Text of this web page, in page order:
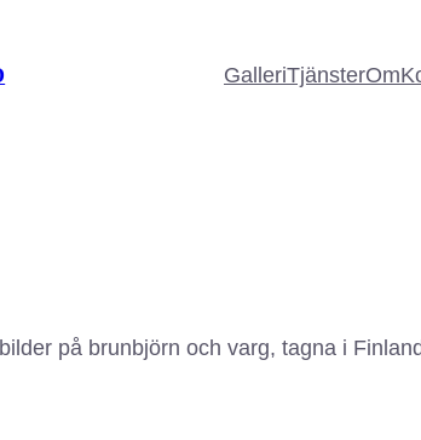
GalleriTjänsterOm
på brunbjörn och varg, tagna i